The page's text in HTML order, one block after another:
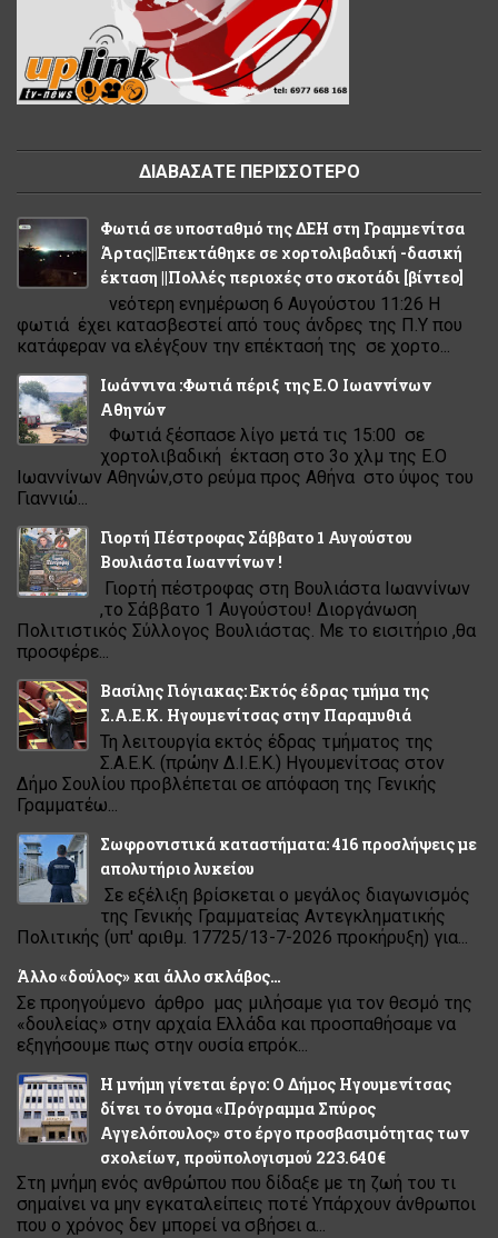
ΔΙΑΒΑΣΑΤΕ ΠΕΡΙΣΣΟΤΕΡΟ
Φωτιά σε υποσταθμό της ΔΕΗ στη Γραμμενίτσα
Άρτας||Επεκτάθηκε σε χορτολιβαδική -δασική
έκταση ||Πολλές περιοχές στο σκοτάδι [βίντεο]
νεότερη ενημέρωση 6 Αυγούστου 11:26 Η
φωτιά έχει κατασβεστεί από τους άνδρες της Π.Υ που
κατάφεραν να ελέγξουν την επέκτασή της σε χορτο...
Ιωάννινα :Φωτιά πέριξ της Ε.Ο Ιωαννίνων
Αθηνών
Φωτιά ξέσπασε λίγο μετά τις 15:00 σε
χορτολιβαδική έκταση στο 3ο χλμ της Ε.Ο
Ιωαννίνων Αθηνών,στο ρεύμα προς Αθήνα στο ύψος του
Γιαννιώ...
Γιορτή Πέστροφας Σάββατο 1 Αυγούστου
Βουλιάστα Ιωαννίνων !
Γιορτή πέστροφας στη Βουλιάστα Ιωαννίνων
,το Σάββατο 1 Αυγούστου! Διοργάνωση
Πολιτιστικός Σύλλογος Βουλιάστας. Με το εισιτήριο ,θα
προσφέρε...
Βασίλης Γιόγιακας: Εκτός έδρας τμήμα της
Σ.Α.Ε.Κ. Ηγουμενίτσας στην Παραμυθιά
Τη λειτουργία εκτός έδρας τμήματος της
Σ.Α.Ε.Κ. (πρώην Δ.Ι.Ε.Κ.) Ηγουμενίτσας στον
Δήμο Σουλίου προβλέπεται σε απόφαση της Γενικής
Γραμματέω...
Σωφρονιστικά καταστήματα: 416 προσλήψεις με
απολυτήριο λυκείου
Σε εξέλιξη βρίσκεται ο μεγάλος διαγωνισμός
της Γενικής Γραμματείας Αντεγκληματικής
Πολιτικής (υπ' αριθμ. 17725/13-7-2026 προκήρυξη) για...
Άλλο «δούλος» και άλλο σκλάβος…
Σε προηγούμενο άρθρο μας μιλήσαμε για τον θεσμό της
«δουλείας» στην αρχαία Ελλάδα και προσπαθήσαμε να
εξηγήσουμε πως στην ουσία επρόκ...
Η μνήμη γίνεται έργο: Ο Δήμος Ηγουμενίτσας
δίνει το όνομα «Πρόγραμμα Σπύρος
Αγγελόπουλος» στο έργο προσβασιμότητας των
σχολείων, προϋπολογισμού 223.640€
Στη μνήμη ενός ανθρώπου που δίδαξε με τη ζωή του τι
σημαίνει να μην εγκαταλείπεις ποτέ Υπάρχουν άνθρωποι
που ο χρόνος δεν μπορεί να σβήσει α...